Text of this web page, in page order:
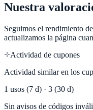
Nuestra
Seguimos el rendimiento
actualizamos la página
Actividad de cupones
Actividad similar en los
1 usos (7 d) · 3 (30 d)
Sin avisos de códigos